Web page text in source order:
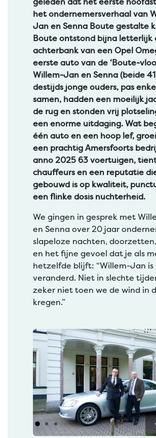
het ondernemersverhaal van
Jan en Senna Boute gestalte
Boute ontstond bijna letterlijk
achterbank van een Opel
eerste auto van de ‘Boute-
Willem-Jan en Senna (beide
destijds jonge ouders, pas
samen, hadden een moeilijk
de rug en stonden vrij
een enorme uitdaging. Wat
één auto en een hoop lef,
een prachtig Amersfoorts
anno 2025 63 voertuigen,
chauffeurs en een reputatie
gebouwd is op kwaliteit,
een flinke dosis nuchterheid.
We gingen in gesprek met
en Senna over 20 jaar
slapeloze nachten,
en het fijne gevoel dat je als
hetzelfde blijft: “Willem-Jan is
veranderd. Niet in slechte
zeker niet toen we de wind in
kregen.”